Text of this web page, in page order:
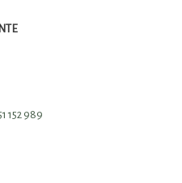
152 989